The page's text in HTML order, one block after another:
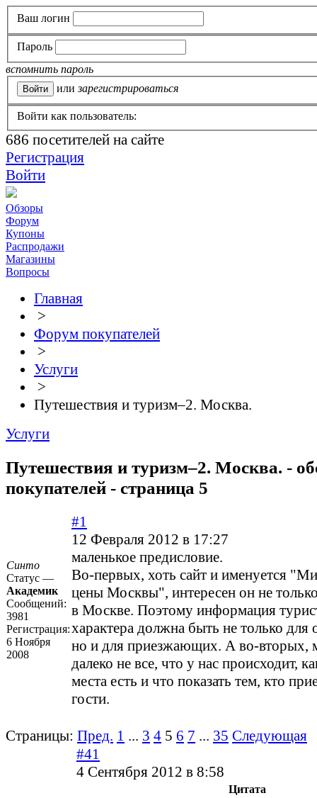
Ваш логин
Пароль
вспомнить пароль
или зарегистрироваться
Войти как пользователь:
686 посетителей на сайте
Регистрация
Войти
Обзоры
Форум
Купоны
Распродажи
Магазины
Вопросы
Главная
>
Форум покупателей
>
Услуги
>
Путешествия и туризм–2. Москва.
Услуги
Путешествия и туризм–2. Москва. -
покупателей - страница 5
Синто
Статус —
Академик
Сообщений:
3981
Регистрация:
6 Ноября
2008
#1
12 Февраля 2012 в 17:27
маленькое предисловие.
Во-первых, хоть сайт и именуется
цены Москвы", интересен он не
в Москве. Поэтому информация
характера должна быть не только
но и для приезжающих. А во-вторых,
далеко не все, что у нас происходит,
места есть и что показать тем, кто
гости.
Страницы: Пред. 1 ... 3 4 5 6 7 ... 35 Следующая
#41
4 Сентября 2012 в 8:58
Цитата